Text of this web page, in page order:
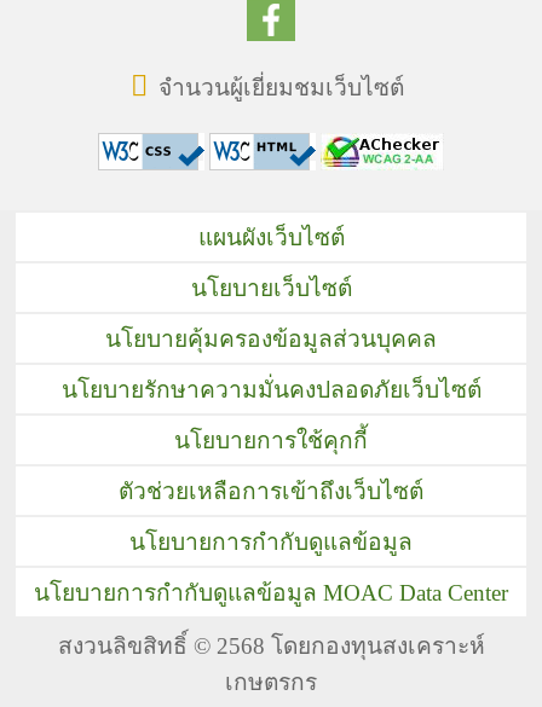
จำนวนผู้เยี่ยมชมเว็บไซต์
สงวนลิขสิทธิ์ © 2568 โดยกองทุนสงเคราะห์
เกษตรกร
แผนผังเว็บไซต์
นโยบายเว็บไซต์
นโยบายคุ้มครองข้อมูลส่วนบุคคล
นโยบายรักษาความมั่นคงปลอดภัยเว็บไซต์
นโยบายการใช้คุกกี้
ตัวช่วยเหลือการเข้าถึงเว็บไซต์
นโยบายการกำกับดูแลข้อมูล
นโยบายการกำกับดูแลข้อมูล MOAC Data Center